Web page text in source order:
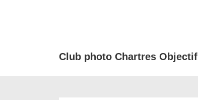
Club photo Chartres Objectif